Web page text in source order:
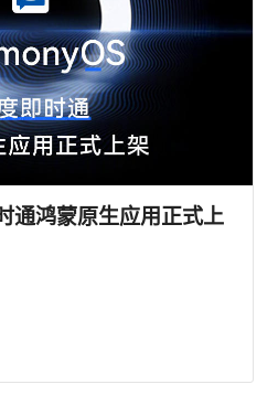
通鸿蒙原生应用正式上